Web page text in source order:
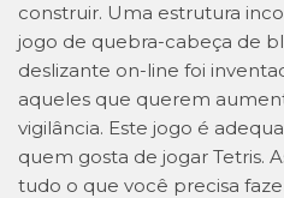
construir. Uma estrutura
jogo de quebra-cabeça de
deslizante on-line foi
aqueles que querem
vigilância. Este jogo é
quem gosta de jogar Tetris.
tudo o que você precisa